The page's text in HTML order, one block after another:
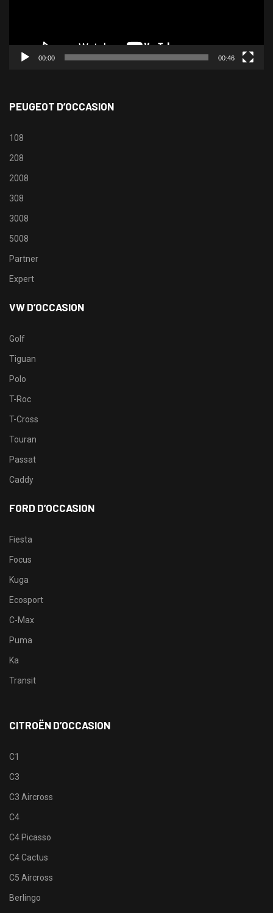
00:00 00:46
PEUGEOT D’OCCASION
108
208
2008
308
3008
5008
Partner
Expert
VW D’OCCASION
Golf
Tiguan
Polo
T-Roc
T-Cross
Touran
Passat
Caddy
FORD D’OCCASION
Fiesta
Focus
Kuga
Ecosport
C-Max
Puma
Ka
Transit
CITROËN D’OCCASION
C1
C3
C3 Aircross
C4
C4 Picasso
C4 Cactus
C5 Aircross
Berlingo